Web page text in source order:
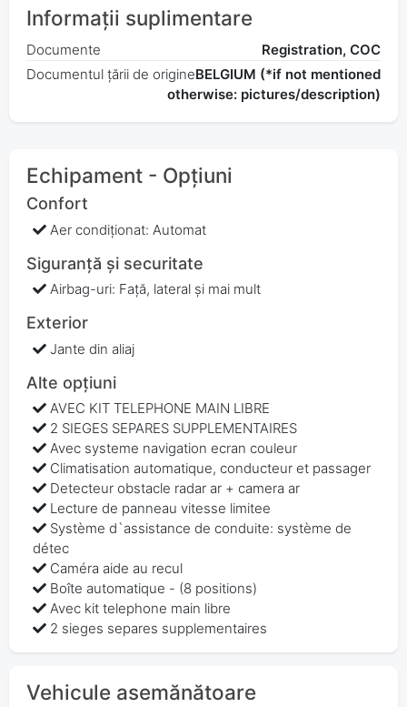
Informații suplimentare
Documente
Registration, COC
Documentul țării de origineBELGIUM (*if not mentioned
otherwise: pictures/description)
Echipament - Opțiuni
Confort
Aer condiționat: Automat
Siguranță și securitate
Airbag-uri: Față, lateral și mai mult
Exterior
Jante din aliaj
Alte opțiuni
AVEC KIT TELEPHONE MAIN LIBRE
2 SIEGES SEPARES SUPPLEMENTAIRES
Avec systeme navigation ecran couleur
Climatisation automatique, conducteur et passager
Detecteur obstacle radar ar + camera ar
Lecture de panneau vitesse limitee
Système d`assistance de conduite: système de
détec
Caméra aide au recul
Boîte automatique - (8 positions)
Avec kit telephone main libre
2 sieges separes supplementaires
Vehicule asemănătoare